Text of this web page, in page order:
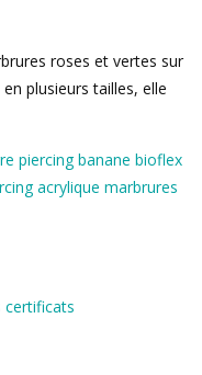
roses et vertes sur
plusieurs tailles, elle
piercing banane bioflex
acrylique marbrures
certificats